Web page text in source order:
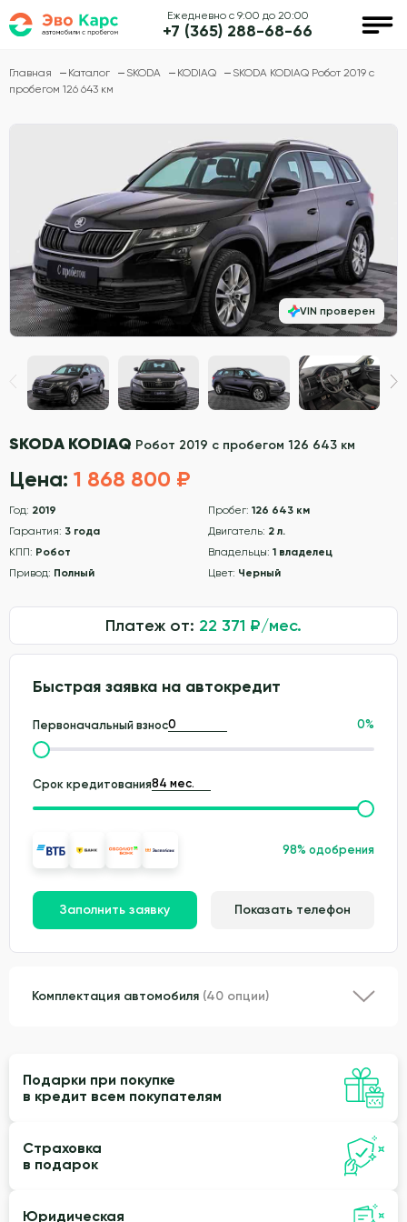
Ежедневно с 9:00 до 20:00
+7 (365) 288-68-66
Главная Каталог SKODA KODIAQ
SKODA KODIAQ Робот 2019 с
пробегом 126 643 км
SKODA KODIAQ Робот 2019 с пробегом 126 643 км
Цена: 1 868 800 ₽
Год: 2019 Пробег: 126 643 км
Гарантия: 3 года Двигатель: 2 л.
КПП: Робот Владельцы: 1 владелец
Привод: Полный Цвет: Черный
Платеж от: 22 371 ₽/мес.
Быстрая заявка на автокредит
Первоначальный взнос 0%
Срок кредитования
98% одобрения
Заполнить заявку Показать телефон
VIN проверен
Комплектация автомобиля (40 опции)
Подарки при покупке
в кредит всем покупателям
Страховка
в подарок
Юридическая